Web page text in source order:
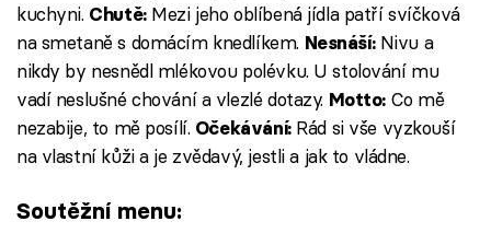
kuchyni. Chutě:Mezi jeho oblíbená jídla patří svíčková
na smetaně s domácím knedlíkem. Nesnáší: Nivu a
nikdy by nesnědl mlékovou polévku. U stolování mu
vadí neslušné chování a vlezlé dotazy. Motto: Co mě
nezabije, to mě posílí. Očekávání:Rád si vše vyzkouší
na vlastní kůži a je zvědavý, jestli a jak to vládne.
Soutěžní menu: